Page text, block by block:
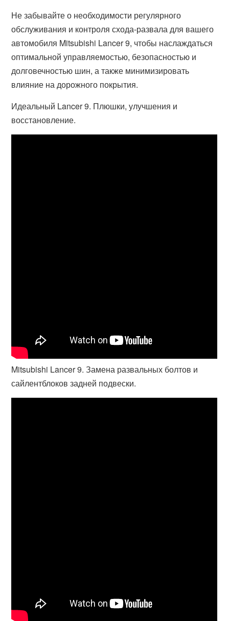
Не забывайте о необходимости регулярного
обслуживания и контроля схода-развала для вашего
автомобиля Mitsubishi Lancer 9, чтобы наслаждаться
оптимальной управляемостью, безопасностью и
долговечностью шин, а также минимизировать
влияние на дорожного покрытия.
Идеальный Lancer 9. Плюшки, улучшения и
восстановление.
Mitsubishi Lancer 9. Замена развальных болтов и
сайлентблоков задней подвески.